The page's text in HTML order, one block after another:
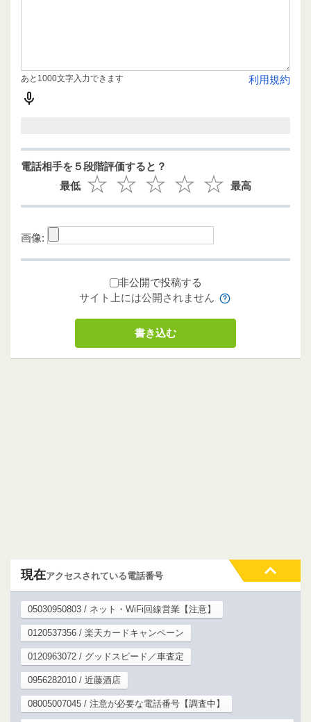
利用規約
あと1000文字入力できます
電話相手を５段階評価すると？
最低
最高
画像:
非公開で投稿する
サイト上には公開されません
現在アクセスされている電話番号
05030950803 / ネット・WiFi回線営業【注意】
0120537356 / 楽天カードキャンペーン
0120963072 / グッドスピード／車査定
0956282010 / 近藤酒店
08005007045 / 注意が必要な電話番号【調査中】